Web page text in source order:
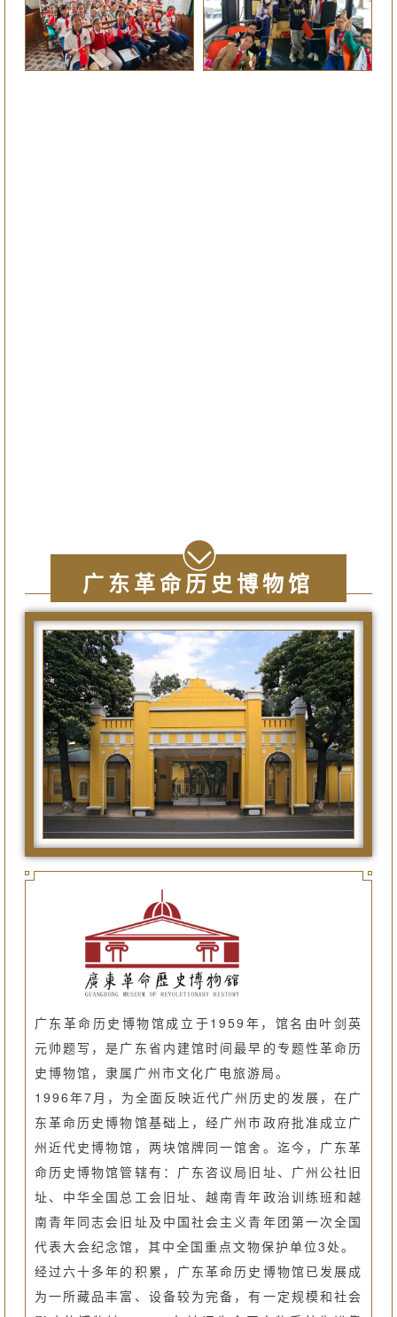
广东革命历史博物馆
广东革命历史博物馆成立于1959年，馆名由叶剑英
元帅题写，是广东省内建馆时间最早的专题性革命历
史博物馆，隶属广州市文化广电旅游局。
1996年7月，为全面反映近代广州历史的发展，在广
东革命历史博物馆基础上，经广州市政府批准成立广
州近代史博物馆，两块馆牌同一馆舍。迄今，广东革
命历史博物馆管辖有：广东咨议局旧址、广州公社旧
址、中华全国总工会旧址、越南青年政治训练班和越
南青年同志会旧址及中国社会主义青年团第一次全国
代表大会纪念馆，其中全国重点文物保护单位3处。
经过六十多年的积累，广东革命历史博物馆已发展成
为一所藏品丰富、设备较为完备，有一定规模和社会